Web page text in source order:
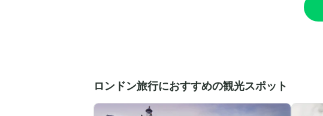
ロンドン旅行におすすめの観光スポット